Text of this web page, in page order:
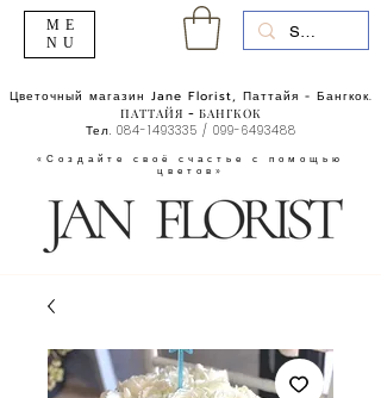
«Создайте своё счастье с помощью
цветов»
Цветочный магазин Jane Florist, Паттайя - Бангкок.
ПАТТАЙЯ - БАНГКОК
Тел. 084-1493335 / 099-6493488
ME
NU